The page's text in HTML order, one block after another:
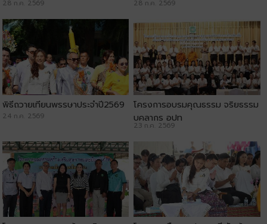
28 ก.ค. 2569 28 ก.ค. 2569
พิธีถวายเทียนพรรษาประจำปี2569
24 ก.ค. 2569
โครงการอบรมคุณธรรม จริยธรรม
บุคลากร อปท
23 ก.ค. 2569